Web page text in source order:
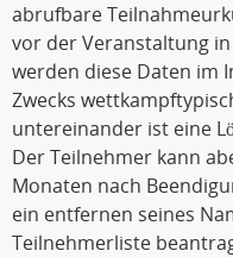
abrufbare
vor der Veranstaltung
werden diese Daten im
Zwecks
untereinander ist eine
Der Teilnehmer kann
Monaten nach
ein entfernen seines
Teilnehmerliste